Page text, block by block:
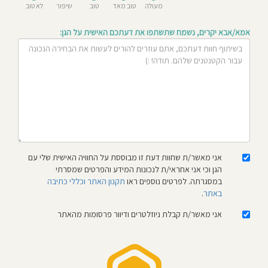
מעולה טוב מאד טוב
שיפור
לא טוב
אמא/אבא יקרים, נשמח שתשתפו את דעתכם האישית על הגן:
אני מאשר/ת שחוות דעת זו מבוססת על החוויה האישית שלי עם
הגן וכי אני אחראי/ת לנכונות המידע והפרטים שמסרתי
במסגרתה. לפרטים נוספים ראו תקנון האתר וכללי כתיבה
באתר.
אני מאשר/ת קבלת ניוזלטרים ודיוור פרסומות מהאתר